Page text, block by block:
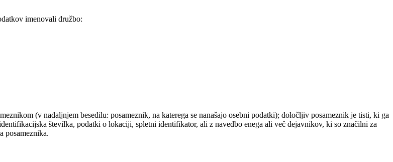
imenovali družbo:
(v nadaljnjem besedilu: posameznik, na katerega se nanašajo osebni podatki); določljiv posameznik je tisti, ki ga
številka, podatki o lokaciji, spletni identifikator, ali z navedbo enega ali več dejavnikov, ki so značilni za
posameznika.